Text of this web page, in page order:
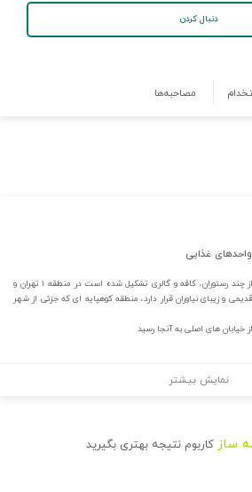
دنبال کردن
مصاحبه‌ها
غذایی
یک مجموعه فرهنگی و گردشگری که از چند رستوران، کافه و گالری تشکیل شده است در منطقه ۱ تهران و
و زیبای نیاوران قرار دارد، منطقه کوهپایه ای که جزئی از شهر
خیابان های اصلی به آنجا رسید
نمایش بیشتر
ساز کاربوم نتیجه بهتری بگیرید